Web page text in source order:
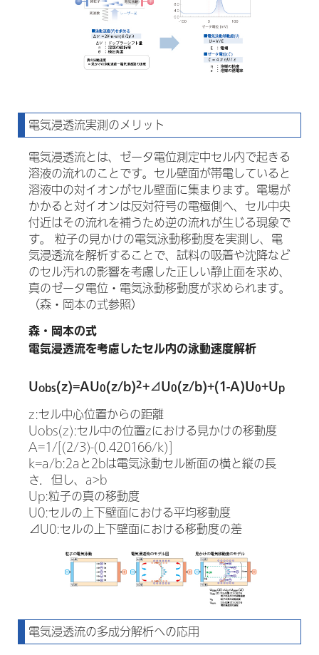
電気浸透流実測のメリット
電気浸透流とは、ゼータ電位測定中セル内で起きる
溶液の流れのことです。セル壁面が帯電していると
溶液中の対イオンがセル壁面に集まります。電場が
かかると対イオンは反対符号の電極側へ、セル中央
付近はその流れを補うため逆の流れが生じる現象で
す。 粒子の見かけの電気泳動移動度を実測し、電
気浸透流を解析することで、試料の吸着や沈降など
のセル汚れの影響を考慮した正しい静止面を求め、
真のゼータ電位・電気泳動移動度が求められます。
（森・岡本の式参照）
森・岡本の式
電気浸透流を考慮したセル内の泳動速度解析
Uobs(z)=AU0(z/b)2+⊿U0(z/b)+(1-A)U0+Up
z:セル中心位置からの距離
Uobs(z):セル中の位置zにおける見かけの移動度
A=1/[(2/3)-(0.420166/k)]
k=a/b:2aと2bは電気泳動セル断面の横と縦の長
さ．但し、a>b
Up:粒子の真の移動度
U0:セルの上下壁面における平均移動度
⊿U0:セルの上下壁面における移動度の差
電気浸透流の多成分解析への応用